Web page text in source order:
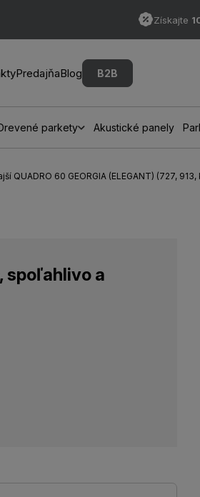
Získajte
PredajňaBlog B2B
parkety Akustické panely
QUADRO 60 GEORGIA (ELEGANT) (727,
spoľahlivo a